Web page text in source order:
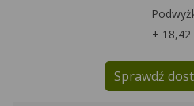
+ 18,42
Sprawdź